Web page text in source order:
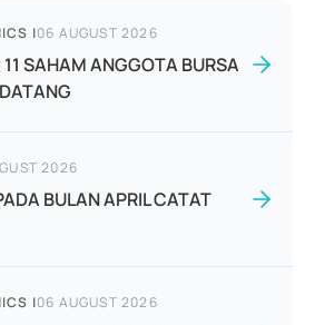
|06 AUGUST 2026
11 SAHAM ANGGOTA BURSA
2026
BULAN APRIL CATAT
|06 AUGUST 2026